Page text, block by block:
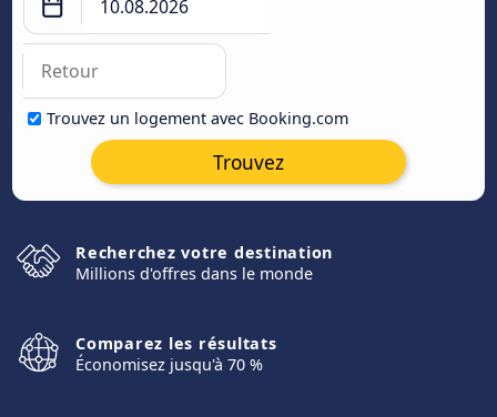
Trouvez un logement avec Booking.com
Trouvez
Recherchez votre destination
Millions d'offres dans le monde
Comparez les résultats
Économisez jusqu'à 70 %